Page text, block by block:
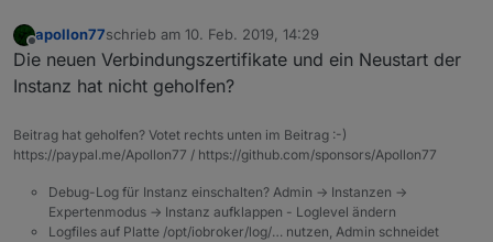
apollon77schrieb am 10. Feb. 2019, 14:29
zuletzt editiert von
Die neuen Verbindungszertifikate und ein Neustart der
Instanz hat nicht geholfen?
Beitrag hat geholfen? Votet rechts unten im Beitrag :-)
https://paypal.me/Apollon77 / https://github.com/sponsors/Apollon77
Debug-Log für Instanz einschalten? Admin -> Instanzen ->
Expertenmodus -> Instanz aufklappen - Loglevel ändern
Logfiles auf Platte /opt/iobroker/log/… nutzen, Admin schneidet